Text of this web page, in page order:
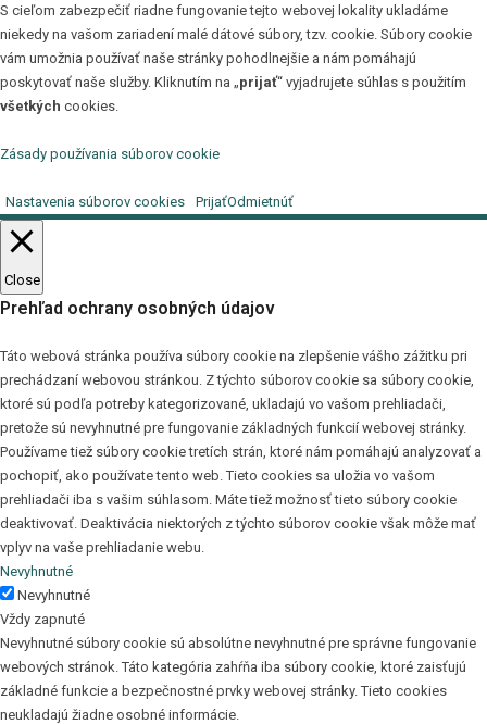
S cieľom zabezpečiť riadne fungovanie tejto webovej lokality ukladáme
niekedy na vašom zariadení malé dátové súbory, tzv. cookie. Súbory cookie
vám umožnia používať naše stránky pohodlnejšie a nám pomáhajú
poskytovať naše služby. Kliknutím na „prijať“ vyjadrujete súhlas s použitím
všetkých cookies.
Zásady používania súborov cookie
Nastavenia súborov cookies PrijaťOdmietnúť
Close
Prehľad ochrany osobných údajov
Táto webová stránka používa súbory cookie na zlepšenie vášho zážitku pri
prechádzaní webovou stránkou. Z týchto súborov cookie sa súbory cookie,
ktoré sú podľa potreby kategorizované, ukladajú vo vašom prehliadači,
pretože sú nevyhnutné pre fungovanie základných funkcií webovej stránky.
Používame tiež súbory cookie tretích strán, ktoré nám pomáhajú analyzovať a
pochopiť, ako používate tento web. Tieto cookies sa uložia vo vašom
prehliadači iba s vašim súhlasom. Máte tiež možnosť tieto súbory cookie
deaktivovať. Deaktivácia niektorých z týchto súborov cookie však môže mať
vplyv na vaše prehliadanie webu.
Nevyhnutné
Nevyhnutné
Vždy zapnuté
Nevyhnutné súbory cookie sú absolútne nevyhnutné pre správne fungovanie
webových stránok. Táto kategória zahŕňa iba súbory cookie, ktoré zaisťujú
základné funkcie a bezpečnostné prvky webovej stránky. Tieto cookies
neukladajú žiadne osobné informácie.